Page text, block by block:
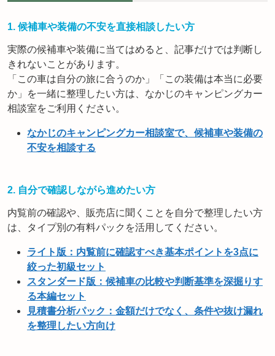
1. 候補車や装備の不安を直接相談したい方
実際の候補車や装備に当てはめると、記事だけでは判断し
きれないことがあります。
「この車は自分の旅に合うのか」「この装備は本当に必要
か」を一緒に整理したい方は、なかじのキャンピングカー
相談室をご利用ください。
なかじのキャンピングカー相談室で、候補車や装備の
不安を相談する
2. 自分で確認しながら進めたい方
内覧前の確認や、販売店に聞くことを自分で整理したい方
は、タイプ別の有料パックを活用してください。
ライト版：内覧前に確認すべき基本ポイントを3点に
絞った初級セット
スタンダード版：候補車の比較や判断基準を深掘りす
る本編セット
見積書分析パック：金額だけでなく、条件や抜け漏れ
を整理したい方向け